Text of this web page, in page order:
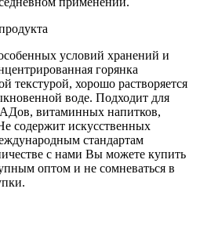
условий хранений и
горянка
текстурой, хорошо растворяется
воде. Подходит для
витаминных напитков,
содержит искусственных
стандартам
с нами Вы можете купить
оптом и не сомневаться в